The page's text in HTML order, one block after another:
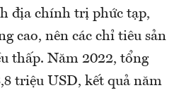
địa chính trị phức tạp,
cao, nên các chỉ tiêu sản
thấp. Năm 2022, tổng
triệu USD, kết quả năm